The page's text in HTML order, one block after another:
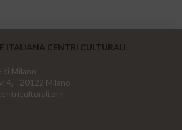
ITALIANA CENTRI CULTURALI
Milano
4, - 20122 Milano